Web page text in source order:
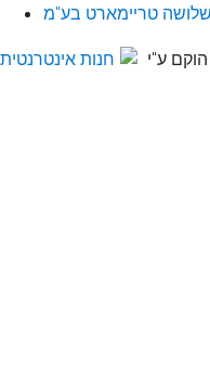
טריימארט בע"מ
הוקם ע"י חנות אינטרנטית